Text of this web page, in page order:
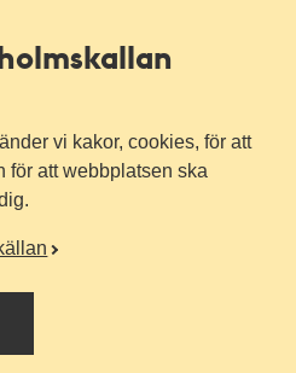
vi kakor, cookies, för att
för att webbplatsen ska